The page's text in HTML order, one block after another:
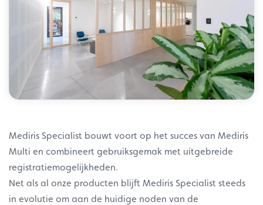
Mediris Specialist bouwt voort op het succes van Mediris
Multi en combineert gebruiksgemak met uitgebreide
registratiemogelijkheden.
Net als al onze producten blijft Mediris Specialist steeds
in evolutie om aan de huidige noden van de